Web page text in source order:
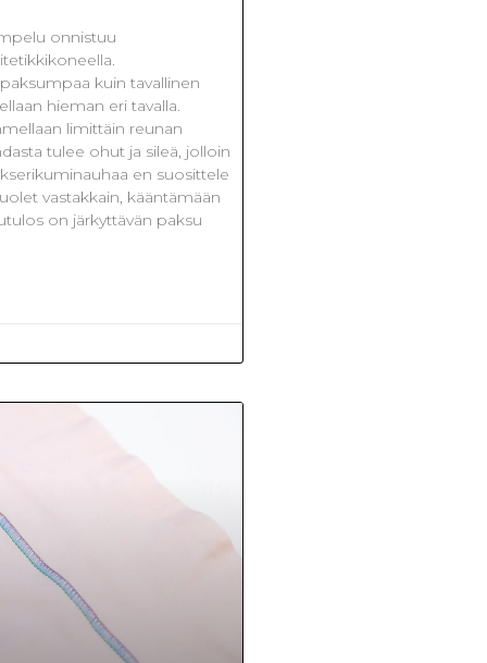
onnistuu
kuin tavallinen
hieman eri tavalla.
limittäin reunan
tulee ohut ja sileä, jolloin
en suosittele
vastakkain, kääntämään
on järkyttävän paksu